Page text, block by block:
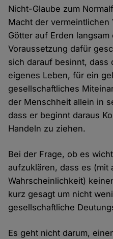
Nicht-Glaube zum
Macht der
Götter auf Erden
Voraussetzung dafür
sich darauf besinnt, dass
eigenes Leben, für ein
gesellschaftliches
der Menschheit allein in
dass er beginnt daraus
Handeln zu ziehen.
Bei der Frage, ob es
aufzuklären, dass es (mit
Wahrscheinlichkeit)
kurz gesagt um nicht
gesellschaftliche
Es geht nicht darum,